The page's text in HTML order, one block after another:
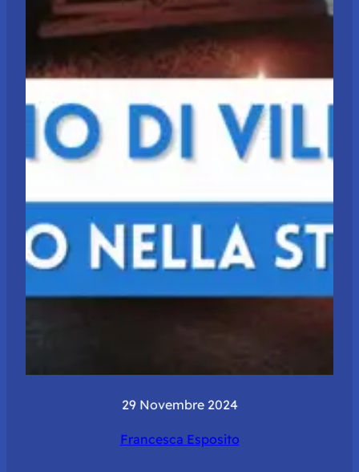
29 Novembre 2024
Francesca Esposito